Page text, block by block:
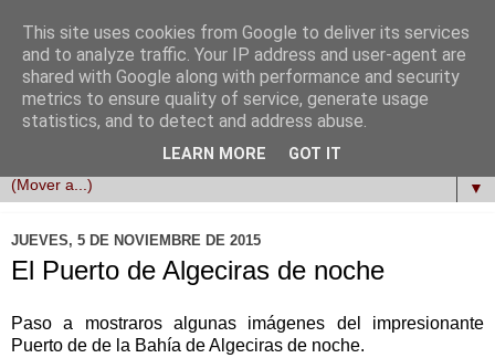
cadizvisual
Cadizvisual es un espacio para el disfrute de las
peculiaridades de la provincia de Cádiz.
▼
JUEVES, 5 DE NOVIEMBRE DE 2015
El Puerto de Algeciras de noche
Paso a mostraros algunas imágenes del impresionante
Puerto de de la Bahía de Algeciras de noche.
This site uses cookies from Google to deliver its services
and to analyze traffic. Your IP address and user-agent are
shared with Google along with performance and security
metrics to ensure quality of service, generate usage
statistics, and to detect and address abuse.
LEARN MORE GOT IT